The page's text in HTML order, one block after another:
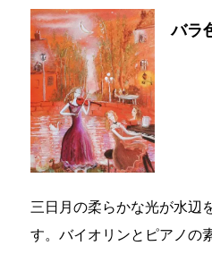
バラ
三日月の柔らかな光が水辺
す。バイオリンとピアノの